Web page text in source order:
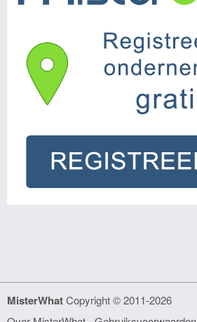
MisterWhatCopyright © 2011-2026